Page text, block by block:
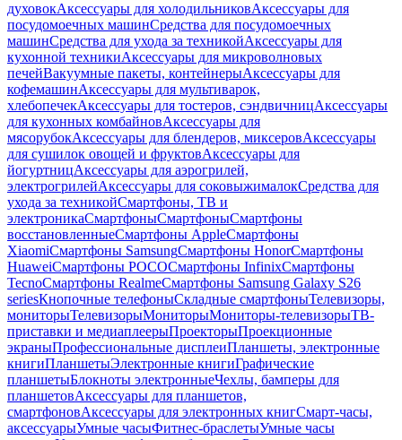
духовокАксессуары для холодильниковАксессуары для
посудомоечных машинСредства для посудомоечных
машинСредства для ухода за техникойАксессуары для
кухонной техникиАксессуары для микроволновых
печейВакуумные пакеты, контейнерыАксессуары для
кофемашинАксессуары для мультиварок,
хлебопечекАксессуары для тостеров, сэндвичницАксессуары
для кухонных комбайновАксессуары для
мясорубокАксессуары для блендеров, миксеровАксессуары
для сушилок овощей и фруктовАксессуары для
йогуртницАксессуары для аэрогрилей,
электрогрилейАксессуары для соковыжималокСредства для
ухода за техникойСмартфоны, ТВ и
электроникаСмартфоныСмартфоныСмартфоны
восстановленныеСмартфоны AppleСмартфоны
XiaomiСмартфоны SamsungСмартфоны HonorСмартфоны
HuaweiСмартфоны POCOСмартфоны InfinixСмартфоны
TecnoСмартфоны RealmeСмартфоны Samsung Galaxy S26
seriesКнопочные телефоныСкладные смартфоныТелевизоры,
мониторыТелевизорыМониторыМониторы-телевизорыТВ-
приставки и медиаплеерыПроекторыПроекционные
экраныПрофессиональные дисплеиПланшеты, электронные
книгиПланшетыЭлектронные книгиГрафические
планшетыБлокноты электронныеЧехлы, бамперы для
планшетовАксессуары для планшетов,
смартфоновАксессуары для электронных книгСмарт-часы,
аксессуарыУмные часыФитнес-браслетыУмные часы